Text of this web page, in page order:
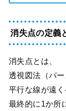
消失点の定義
消失点とは、
透視図法（パー
平行な線が遠
最終的に1か所